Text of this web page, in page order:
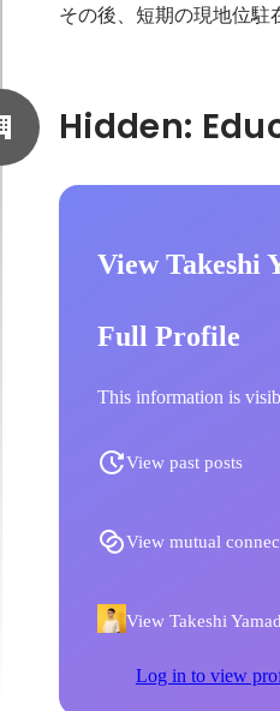
その後、短期の現地位駐
View Takeshi
Full Profile
This information is
View past posts
View mutual
View Takeshi
Log in to view